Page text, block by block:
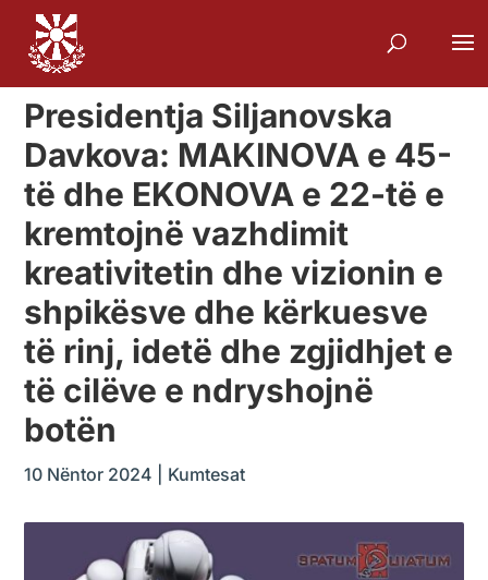
Presidentja Siljanovska
Davkova: MAKINOVA e 45-
të dhe EKONOVA e 22-të e
kremtojnë vazhdimit
kreativitetin dhe vizionin e
shpikësve dhe kërkuesve
të rinj, idetë dhe zgjidhjet e
të cilëve e ndryshojnë
botën
10 Nëntor 2024 Kumtesat